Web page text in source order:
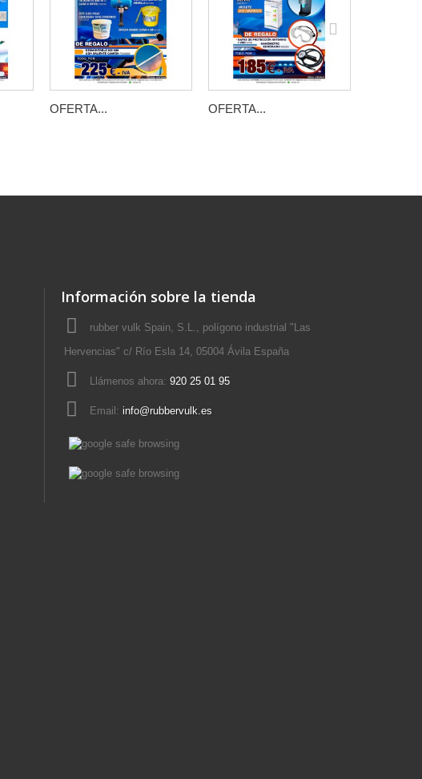
OFERTA... OFERTA...
Información sobre la tienda
rubber vulk Spain, S.L., polígono industrial "Las
Hervencias" c/ Río Esla 14, 05004 Ávila España
Llámenos ahora: 920 25 01 95
Email: info@rubbervulk.es